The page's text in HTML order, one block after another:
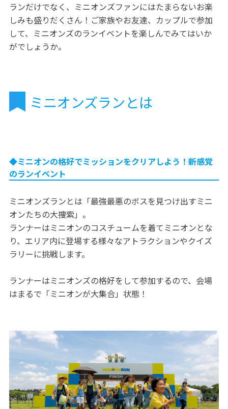
ランだけでなく、ミニオンズファンにはたまらないお楽
しみも盛りだくさん！ご家族やお友達、カップルで参加
して、ミニオンズのランイベントを楽しんでみてはいか
がでしょうか。
ミニオンズランとは
◆ミニオンの格好でミッションをクリアしよう！新感覚
のランイベント
ミニオンズランとは「最強最悪のボスを見つけ出すミニ
オンたちの大捜索」。
ランナーはミニオンのコスチュームを着てミニオンとな
り、エリア内に登場する様々なアトラクションやクイズ
ラリーに挑戦します。
ランナーはミニオンズの格好をして参加するので、会場
はまるで「ミニオンが大集合」状態！